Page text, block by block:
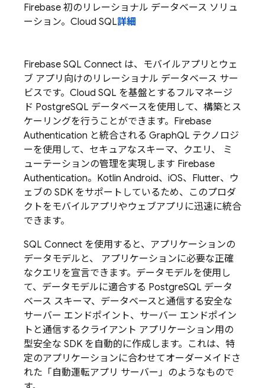
Firebase 初のリレーショナル データベース ソリュ
ーション。 Cloud SQL詳細
Firebase SQL Connect は、モバイルアプリとウェ
ブ アプリ向けのリレーショナル データベース サー
ビスです。 Cloud SQL を基盤とするフルマネージ
ド PostgreSQL データベースを使用して、構築とス
ケーリングを行うことができます。Firebase
Authentication と統合される GraphQL テクノロジ
ーを使用して、セキュアなスキーマ、クエリ、 ミ
ューテーションの管理を実現します Firebase
Authentication。Kotlin Android、iOS、Flutter、ウ
ェブの SDK をサポートしているため、このプロダ
クトをモバイルアプリやウェブアプリに迅速に統合
できます。
SQL Connect を使用すると、アプリケーションの
データモデルと、 アプリケーションに必要な正確
なクエリを宣言できます。データモデルを使用し
て、データモデルに適合する PostgreSQL データ
ベース スキーマ、データベースと通信する安全な
サーバー エンドポイント、サーバー エンドポイン
トと通信するクライアント アプリケーション用の
型安全な SDK を自動的に作成します。これは、特
定のアプリケーションに合わせてオーダーメイドさ
れた「自動運転アプリ サーバー」のようなもので